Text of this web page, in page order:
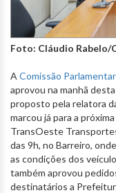
Foto: Cláudio Rabelo/
A Comissão
aprovou na manhã
proposto pela relatora
marcou já para a
TransOeste
das 9h, no Barreiro,
as condições dos
também aprovou
destinatários a